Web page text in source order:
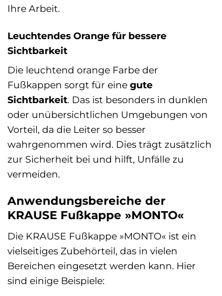
Ihre Arbeit.
Leuchtendes Orange für bessere
Sichtbarkeit
Die leuchtend orange Farbe der
Fußkappen sorgt für eine gute
Sichtbarkeit. Das ist besonders in dunklen
oder unübersichtlichen Umgebungen von
Vorteil, da die Leiter so besser
wahrgenommen wird. Dies trägt zusätzlich
zur Sicherheit bei und hilft, Unfälle zu
vermeiden.
Anwendungsbereiche der
KRAUSE Fußkappe »MONTO«
Die KRAUSE Fußkappe »MONTO« ist ein
vielseitiges Zubehörteil, das in vielen
Bereichen eingesetzt werden kann. Hier
sind einige Beispiele: